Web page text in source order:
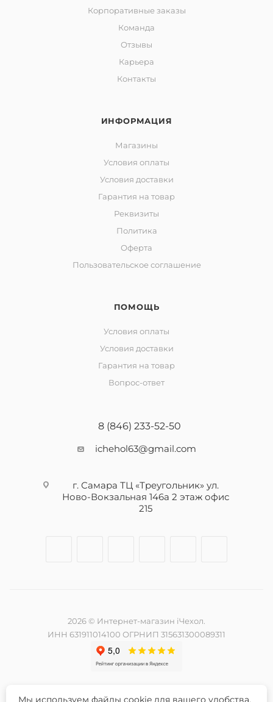
Корпоративные заказы
Команда
Отзывы
Карьера
Контакты
ИНФОРМАЦИЯ
Магазины
Условия оплаты
Условия доставки
Гарантия на товар
Реквизиты
Политика
Оферта
Пользовательское соглашение
ПОМОЩЬ
Условия оплаты
Условия доставки
Гарантия на товар
Вопрос-ответ
8 (846) 233-52-50
ichehol63@gmail.com
г. Самара ТЦ «Треугольник» ул.
Ново-Вокзальная 146а 2 этаж офис
215
2026 © Интернет-магазин iЧехол.
ИНН 631911014100 ОГРНИП 315631300089311
Мы используем файлы cookie для вашего удобства.